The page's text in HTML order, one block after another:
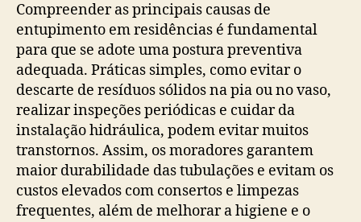
Compreender as principais causas de
entupimento em residências é fundamental
para que se adote uma postura preventiva
adequada. Práticas simples, como evitar o
descarte de resíduos sólidos na pia ou no vaso,
realizar inspeções periódicas e cuidar da
instalação hidráulica, podem evitar muitos
transtornos. Assim, os moradores garantem
maior durabilidade das tubulações e evitam os
custos elevados com consertos e limpezas
frequentes, além de melhorar a higiene e o